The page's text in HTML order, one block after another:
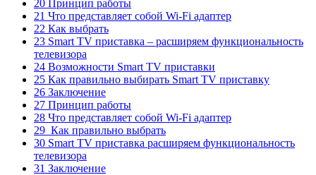
20 Принцип работы
21 Что представляет собой Wi-Fi адаптер
22 Как выбрать
23 Smart TV приставка – расширяем функциональность
телевизора
24 Возможности Smart TV приставки
25 Как правильно выбирать Smart TV приставку
26 Заключение
27 Принцип работы
28 Что представляет собой Wi-Fi адаптер
29 Как правильно выбрать
30 Smart TV приставка расширяем функциональность
телевизора
31 Заключение